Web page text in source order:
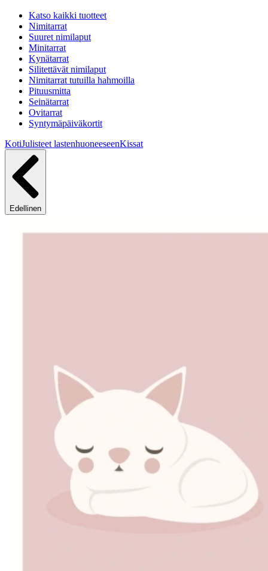
Katso kaikki tuotteet
Nimitarrat
Suuret nimilaput
Minitarrat
Kynätarrat
Silitettävät nimilaput
Nimitarrat tutuilla hahmoilla
Pituusmitta
Seinätarrat
Ovitarrat
Syntymäpäiväkortit
KotiJulisteet lastenhuoneeseenKissat
Edellinen